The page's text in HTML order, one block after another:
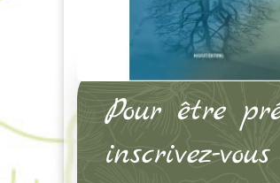
Pour être
inscrivez-